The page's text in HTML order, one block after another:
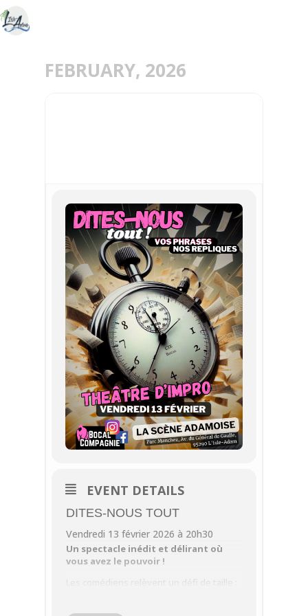
FEBRUARY, 2026
EVENT DETAILS
DITES-NOUS TOUT
Vendredi 13 février 2026 à 20h30
Un spectacle inédit et délirant où
vous avez le pouvoir !
Les comédiens relèvent un défi de taille :